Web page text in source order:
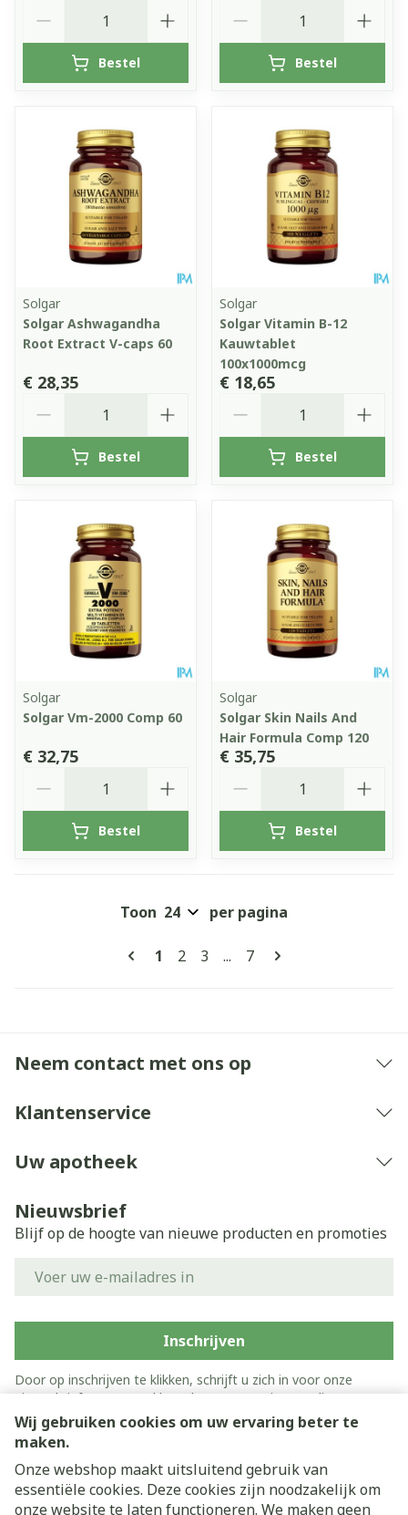
Wij gebruiken cookies om uw ervaring beter te
maken.
Onze webshop maakt uitsluitend gebruik van
essentiële cookies. Deze cookies zijn noodzakelijk om
onze website te laten functioneren. We maken geen
Bestel Bestel
Solgar
Solgar Ashwagandha
Root Extract V-caps 60
€ 28,35
Bestel
Solgar
Solgar Vitamin B-12
Kauwtablet
100x1000mcg
€ 18,65
Bestel
Solgar
Solgar Vm-2000 Comp 60
€ 32,75
Bestel
Solgar
Solgar Skin Nails And
Hair Formula Comp 120
€ 35,75
Bestel
Pagina's
U lees momenteel pagina
1 Pagina
2 Pagina
3 ... Pagina
7
Toon per pagina
Neem contact met ons op
Klantenservice
Uw apotheek
Nieuwsbrief
Blijf op de hoogte van nieuwe producten en promoties
Inschrijven
Door op inschrijven te klikken, schrijft u zich in voor onze
nieuwsbrief en gaat u akkoord met onzeprivacy policy.